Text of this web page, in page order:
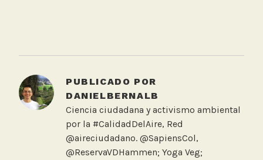
e
d
PUBLICADO POR
DANIELBERNALB
Ciencia ciudadana y activismo ambiental
por la #CalidadDelAire, Red
@aireciudadano. @SapiensCol,
@ReservaVDHammen; Yoga Veg;